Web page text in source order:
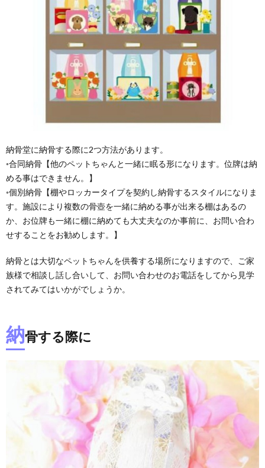
納骨堂に納骨する際に2つ方法があります。
◦合同納骨【他のペットちゃんと一緒に眠る形になります。位牌は納
める事はできません。】
◦個別納骨【棚やロッカータイプを契約し納骨するスタイルになりま
す。施設により複数の骨壺を一緒に納める事が出来る棚はあるの
か、お位牌も一緒に棚に納めても大丈夫なのか事前に、お問い合わ
せすることをお勧めします。】
納骨とは大切なペットちゃんを供養する場所になりますので、ご家
族様で相談し話し合いして、お問い合わせのお電話をしてから見学
されてみてはいかがでしょうか。
納骨する際に